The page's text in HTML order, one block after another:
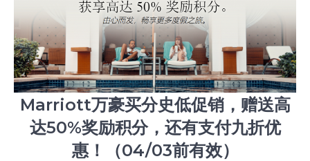
买
分
史
低
促
销，
赠
送
Marriott万豪买分史低促销，赠送高
达50%奖励积分，还有支付九折优
惠！（04/03前有效）